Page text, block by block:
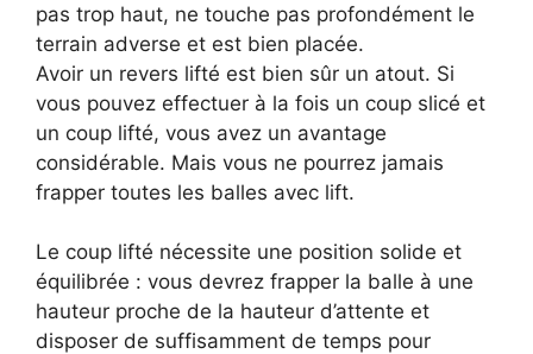
pas trop haut, ne touche pas profondément le
terrain adverse et est bien placée.
Avoir un revers lifté est bien sûr un atout. Si
vous pouvez effectuer à la fois un coup slicé et
un coup lifté, vous avez un avantage
considérable. Mais vous ne pourrez jamais
frapper toutes les balles avec lift.
Le coup lifté nécessite une position solide et
équilibrée : vous devrez frapper la balle à une
hauteur proche de la hauteur d’attente et
disposer de suffisamment de temps pour